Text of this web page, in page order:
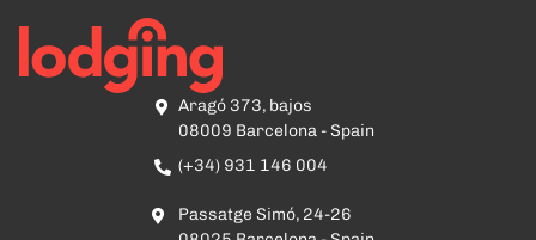
Aragó 373, bajos
08009 Barcelona - Spain
(+34) 931 146 004
Passatge Simó, 24-26